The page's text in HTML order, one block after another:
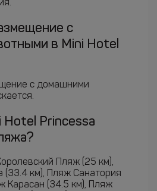
с
в Mini Hotel
с домашними
Hotel Princessa
Пляж (25 км),
(33.4 км), Пляж Санатория
Карасан (34.5 км), Пляж